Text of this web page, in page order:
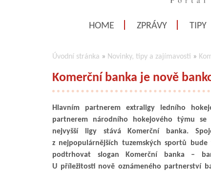
HOME ZPRÁVY TIPY
Úvodní stránka » Novinky, tipy a zajímavosti »
Komerční banka je nově
Hlavním partnerem extraligy ledního
partnerem národního hokejového týmu
nejvyšší ligy stává Komerční banka.
z nejpopulárnějších tuzemských sportů
podtrhovat slogan Komerční banka –
U příležitosti nově oznámeného partnerství